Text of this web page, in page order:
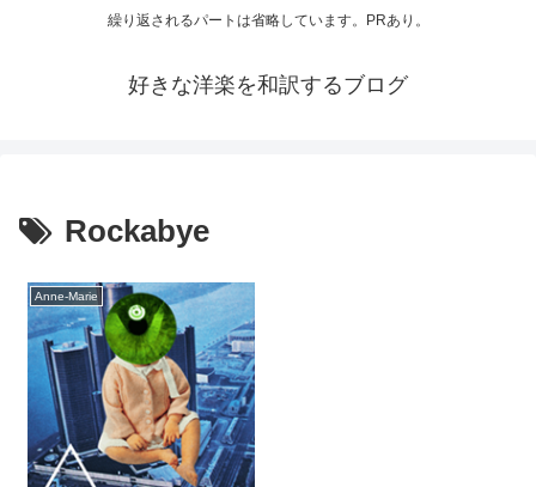
繰り返されるパートは省略しています。PRあり。
好きな洋楽を和訳するブログ
Rockabye
Anne-Marie